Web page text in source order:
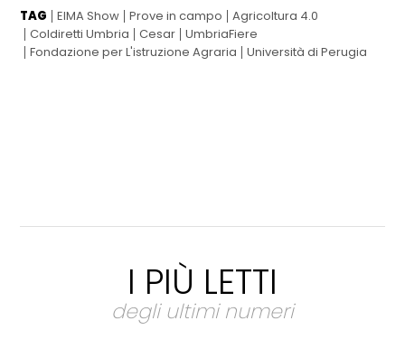
TAG EIMA Show Prove in campo
Agricoltura 4.0
Coldiretti Umbria
Cesar UmbriaFiere
Fondazione per L'istruzione Agraria
Università di Perugia
I PIÙ LETTI
degli ultimi numeri